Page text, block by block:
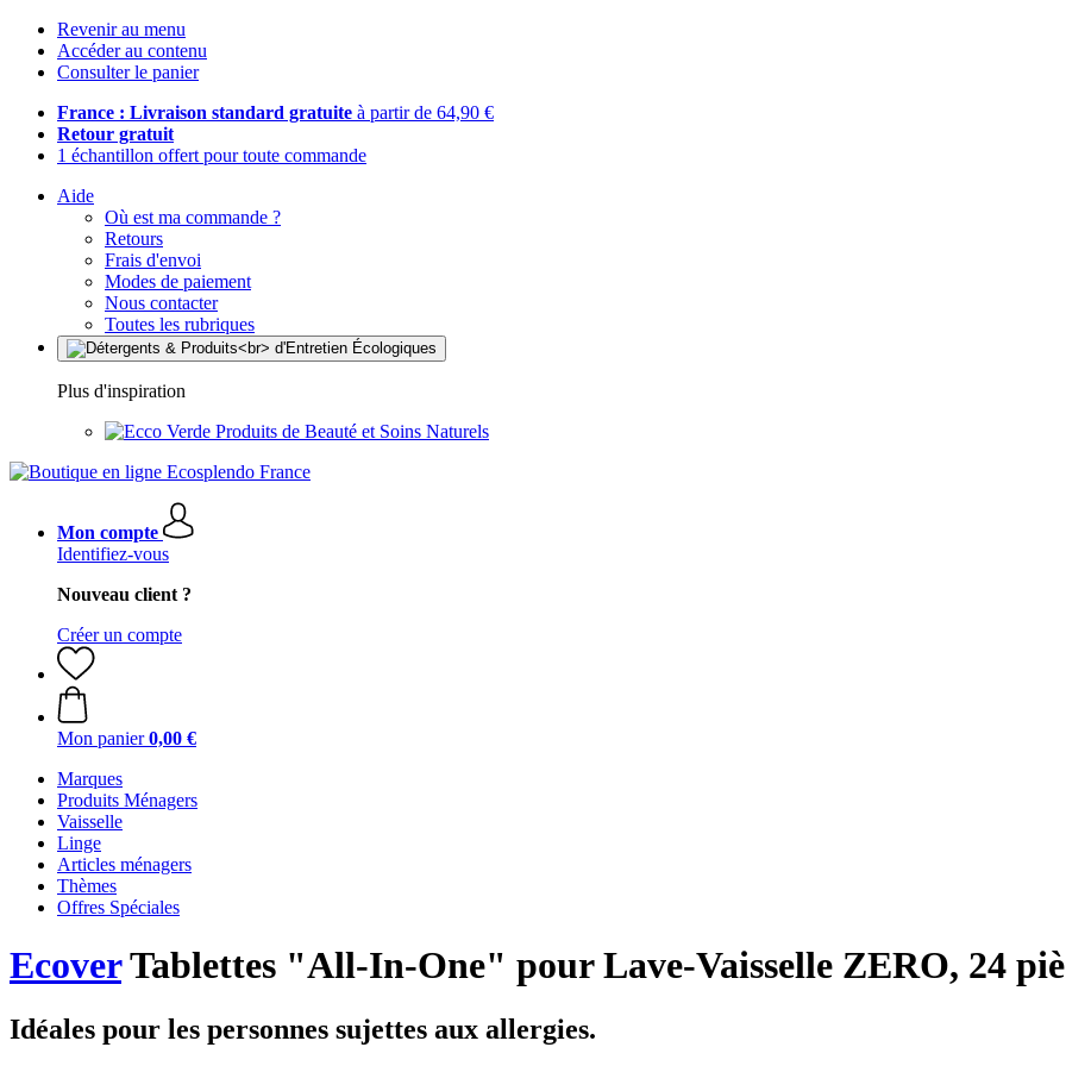
Revenir au menu
Accéder au contenu
Consulter le panier
France : Livraison standard gratuite à partir de 64,90 €
Retour gratuit
1 échantillon offert pour toute commande
Aide
Où est ma commande ?
Retours
Frais d'envoi
Modes de paiement
Nous contacter
Toutes les rubriques
Plus d'inspiration
Produits de Beauté et Soins Naturels
Mon compte
Identifiez-vous
Nouveau client ?
Créer un compte
Mon panier 0,00 €
Marques
Produits Ménagers
Vaisselle
Linge
Articles ménagers
Thèmes
Offres Spéciales
EcoverTablettes "All-In-One" pour Lave-Vaisselle ZERO, 24
Idéales pour les personnes sujettes aux allergies.